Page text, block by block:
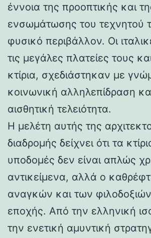
έννοια της προοπτικής και
ενσωμάτωσης του τεχνητού
φυσικό περιβάλλον. Οι
τις μεγάλες πλατείες τους
κτίρια, σχεδιάστηκαν με
κοινωνική αλληλεπίδραση
αισθητική τελειότητα.
Η μελέτη αυτής της
διαδρομής δείχνει ότι τα
υποδομές δεν είναι απλώς
αντικείμενα, αλλά ο
αναγκών και των
εποχής. Από την ελληνική
την ενετική αμυντική